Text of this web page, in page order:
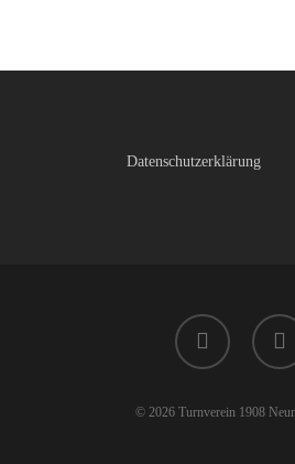
Datenschutzerklärung
facebook
© 2026 Turnverein 1908